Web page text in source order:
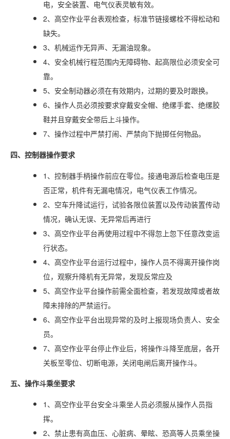
电，安全装置、电气仪表灵敏有效。
2、高空作业平台表观检查，标准节链接螺栓不得松动和
缺失。
3、机械运作无异声、无漏油现象。
4、安全机械行程范围内无障碍物、起高限位必须安全可
靠。
5、安全制动器必须在有效期内，过期的要及时跟换。
6、操作人员必须按要求穿戴安全帽、绝缧手套、绝缧胶
鞋并且穿戴安全带后上斗操作。
7、操作过程中严禁打闹、严禁向下抛掷任何物品。
四、控制器操作要求
1、控制器手柄操作前应在零位。接通电源后检查电压是
否正常，机件有无漏电情况，电气仪表工作情况。
2、空车升降试运行，试验各限位装置以及传动装置传动
情况，确认无误、无异常后再进行
3、高空作业平台再使用过程中不得忽上忽下任意改变运
行状态。
4、高空作业平台运行过程中，操作人员不得离开操作岗
位，观察升降机有无异常，发现反常应及
5、高空作业平台操作前需全面检查，若发现故障或者故
障未排除的严禁运行。
6、高空作业平台出现异常的及时上报现场负责人、安全
员。
7、高空作业平台停止作业后，将操作斗降至底层，各开
关板至零位、切断电源，关闭电闸后离开操作斗。
五、操作斗乘坐要求
1、高空作业平台安全斗乘坐人员必须服从操作人员指
挥。
2、禁止患有高血压、心脏病、晕眩、恐高等人员乘坐操